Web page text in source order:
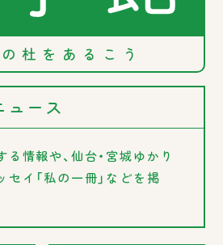
杜を あるこう
ュース
情報や、仙台・宮城ゆかり
イ「私の一冊」などを掲